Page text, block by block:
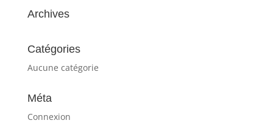
Archives
Catégories
Aucune catégorie
Méta
Connexion